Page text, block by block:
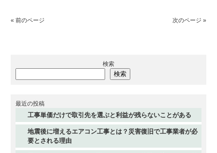
« 前のページ 次のページ »
検索
検索
最近の投稿
工事単価だけで取引先を選ぶと利益が残らないことがある
地震後に増えるエアコン工事とは？災害復旧で工事業者が必
要とされる理由